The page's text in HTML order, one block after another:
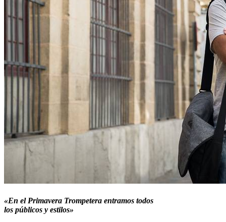
«En el Primavera Trompetera entramos todos
los públicos y estilos»